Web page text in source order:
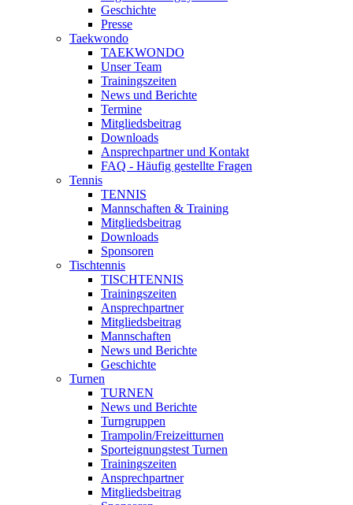
Geschichte
Presse
Taekwondo
TAEKWONDO
Unser Team
Trainingszeiten
News und Berichte
Termine
Mitgliedsbeitrag
Downloads
Ansprechpartner und Kontakt
FAQ - Häufig gestellte Fragen
Tennis
TENNIS
Mannschaften & Training
Mitgliedsbeitrag
Downloads
Sponsoren
Tischtennis
TISCHTENNIS
Trainingszeiten
Ansprechpartner
Mitgliedsbeitrag
Mannschaften
News und Berichte
Geschichte
Turnen
TURNEN
News und Berichte
Turngruppen
Trampolin/Freizeitturnen
Sporteignungstest Turnen
Trainingszeiten
Ansprechpartner
Mitgliedsbeitrag